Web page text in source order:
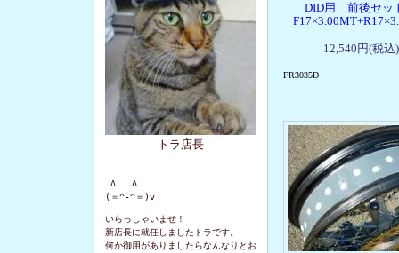
トラ店長
Λ   Λ
(＝^-^＝)v
いらっしゃいませ！
新店長に就任しましたトラです。
何か御用がありましたらなんなりとお
DID用 前後セ
12,540円(税込)
FR3035D